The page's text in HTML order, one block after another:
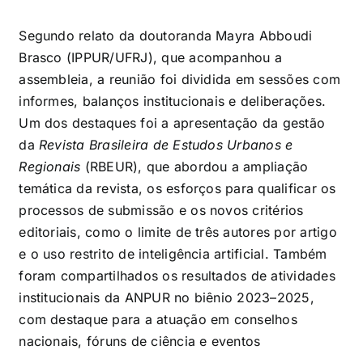
Segundo relato da doutoranda Mayra Abboudi
Brasco (IPPUR/UFRJ), que acompanhou a
assembleia, a reunião foi dividida em sessões com
informes, balanços institucionais e deliberações.
Um dos destaques foi a apresentação da gestão
da Revista Brasileira de Estudos Urbanos e
Regionais (RBEUR), que abordou a ampliação
temática da revista, os esforços para qualificar os
processos de submissão e os novos critérios
editoriais, como o limite de três autores por artigo
e o uso restrito de inteligência artificial. Também
foram compartilhados os resultados de atividades
institucionais da ANPUR no biênio 2023–2025,
com destaque para a atuação em conselhos
nacionais, fóruns de ciência e eventos